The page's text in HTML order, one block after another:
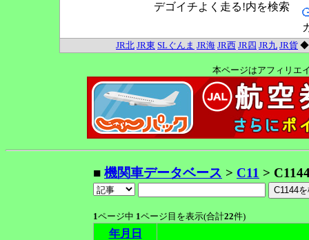
デゴイチよく走る!内を検索
JR北 JR東 SLぐんま JR海 JR西 JR四 JR九 JR貨
本ページはアフィリエ
■ 機関車データベース > C11 >
1ページ中 1ページ目を表示(合計22件)
年月日